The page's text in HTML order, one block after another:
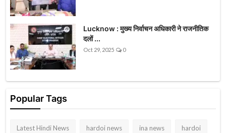
Lucknow : मुख्य निर्वाचन अधिकारी ने राजनीतिक
दलों ...
Oct 29, 2025 0
Popular Tags
Latest Hindi News hardoi news ina news hardoi